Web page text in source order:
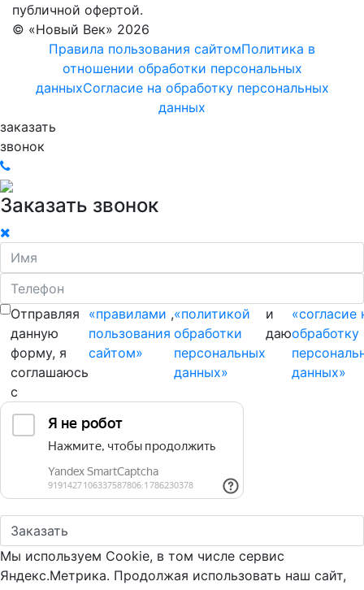
публичной офертой.
© «Новый Век» 2026
Правила пользования сайтомПолитика в
отношении обработки персональных
данныхСогласие на обработку персональных
данных
заказать
звонок
Заказать звонок
Отправляя
данную
форму, я
соглашаюсь
с
«правилами
пользования
сайтом»
,«политикой
обработки
персональных
данных»
и
даю
«согласие
обработку
данных»
Мы используем Cookie, в том числе сервис
Яндекс.Метрика. Продолжая использовать наш сайт,